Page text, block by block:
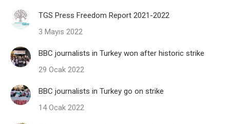
TGS Press Freedom Report 2021-2022
3 Mayıs 2022
BBC journalists in Turkey won after historic strike
29 Ocak 2022
BBC journalists in Turkey go on strike
14 Ocak 2022